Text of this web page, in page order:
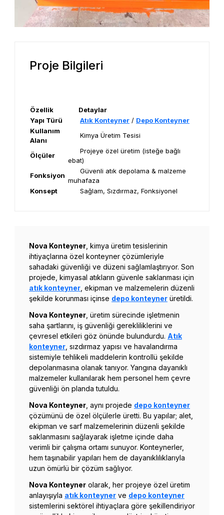
Proje Bilgileri
Özellik
Detaylar
Yapı Türü
Atık Konteyner / Depo Konteyner
Kullanım
Alanı
Kimya Üretim Tesisi
Ölçüler
Projeye özel üretim (isteğe bağlı
ebat)
Fonksiyon
Güvenli atık depolama & malzeme
muhafaza
Konsept
Sağlam, Sızdırmaz, Fonksiyonel
Nova Konteyner , kimya üretim tesislerinin
ihtiyaçlarına özel konteyner çözümleriyle
sahadaki güvenliği ve düzeni sağlamlaştırıyor. Son
projede, kimyasal atıkların güvenle saklanması için
atık konteyner , ekipman ve malzemelerin düzenli
şekilde korunması içinse depo konteyner üretildi.
Nova Konteyner , üretim sürecinde işletmenin
saha şartlarını, iş güvenliği gerekliliklerini ve
çevresel etkileri göz önünde bulundurdu. Atık
konteyner , sızdırmaz yapısı ve havalandırma
sistemiyle tehlikeli maddelerin kontrollü şekilde
depolanmasına olanak tanıyor. Yangına dayanıklı
malzemeler kullanılarak hem personel hem çevre
güvenliği ön planda tutuldu.
Nova Konteyner , aynı projede depo konteyner
çözümünü de özel ölçülerle üretti. Bu yapılar; alet,
ekipman ve sarf malzemelerinin düzenli şekilde
saklanmasını sağlayarak işletme içinde daha
verimli bir çalışma ortamı sunuyor. Konteynerler,
hem taşınabilir yapıları hem de dayanıklılıklarıyla
uzun ömürlü bir çözüm sağlıyor.
Nova Konteyner olarak, her projeye özel üretim
anlayışıyla atık konteyner ve depo konteyner
sistemlerini sektörel ihtiyaçlara göre şekillendiriyor